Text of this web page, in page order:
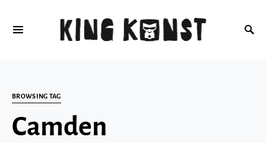
BROWSING TAG
Camden